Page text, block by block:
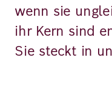
wenn sie
ihr Kern sind
Sie steckt in